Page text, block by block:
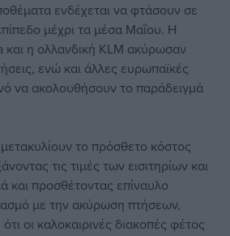
ενδέχεται να φτάσουν σε
μέχρι τα μέσα Μαΐου. Η
και η ολλανδική KLM ακύρωσαν
ενώ και άλλες ευρωπαϊκές
να ακολουθήσουν το παράδειγμά
το πρόσθετο κόστος
τις τιμές των εισιτηρίων και
προσθέτοντας επίναυλο
με την ακύρωση πτήσεων,
οι καλοκαιρινές διακοπές φέτος